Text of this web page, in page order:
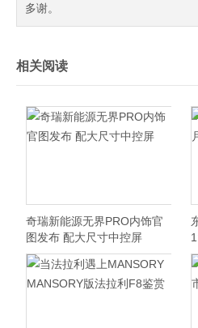
多谢。
相关阅读
奇瑞新能源无界PRO内饰官
图发布 配大尺寸中控屏